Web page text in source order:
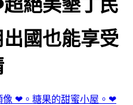
絕美墾丁民
國也能享受
❤︎。糖果的甜蜜小屋。❤︎